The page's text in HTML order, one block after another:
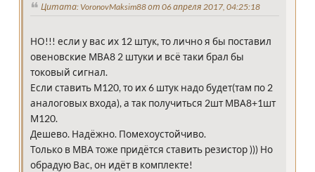
Цитата: VoronovMaksim88 от 06 апреля 2017, 04:25:18
НО!!! если у вас их 12 штук, то лично я бы поставил
овеновские МВА8 2 штуки и всё таки брал бы
токовый сигнал.
Если ставить М120, то их 6 штук надо будет(там по 2
аналоговых входа), а так получиться 2шт МВА8+1шт
М120.
Дешево. Надёжно. Помехоустойчиво.
Только в МВА тоже придётся ставить резистор ))) Но
обрадую Вас, он идёт в комплекте!